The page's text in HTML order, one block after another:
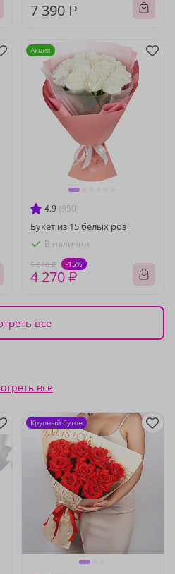
7 390 ₽
4.9 (950)
Букет из 15 белых роз
В наличии
5 020 ₽ -15%
4 270 ₽
Акция
все
все
Крупный бутон